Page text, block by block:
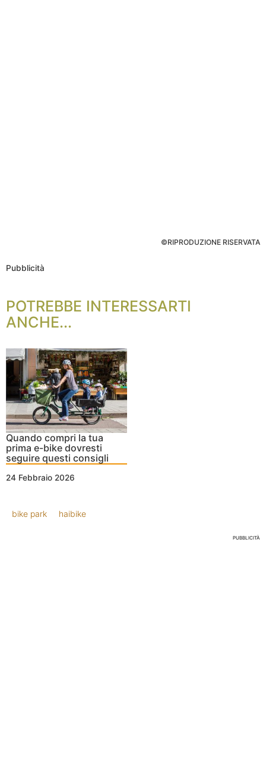
©RIPRODUZIONE RISERVATA
Pubblicità
POTREBBE INTERESSARTI
ANCHE...
Quando compri la tua
prima e-bike dovresti
seguire questi consigli
24 Febbraio 2026
bike park haibike
PUBBLICITÀ